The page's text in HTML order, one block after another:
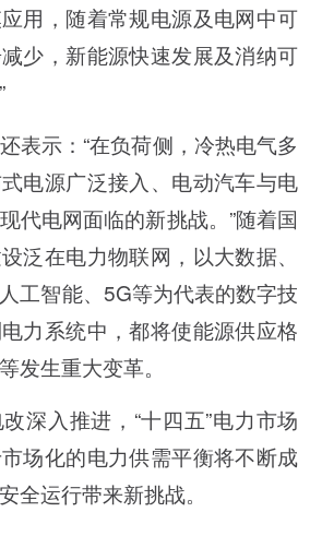
用，随着常规电源及电网中可
少，新能源快速发展及消纳可
示：“在负荷侧，冷热电气多
电源广泛接入、电动汽车与电
代电网面临的新挑战。”随着国
泛在电力物联网，以大数据、
工智能、5G等为代表的数字技
力系统中，都将使能源供应格
发生重大变革。
入推进，“十四五”电力市场
场化的电力供需平衡将不断成
全运行带来新挑战。